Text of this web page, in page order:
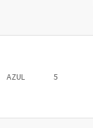
AZUL 5